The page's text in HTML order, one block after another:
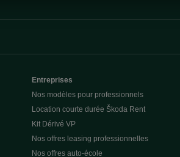
Entreprises
Nos modèles pour professionnels
Location courte durée Škoda Rent
Kit Dérivé VP
Nos offres leasing professionnelles
Nos offres auto-école